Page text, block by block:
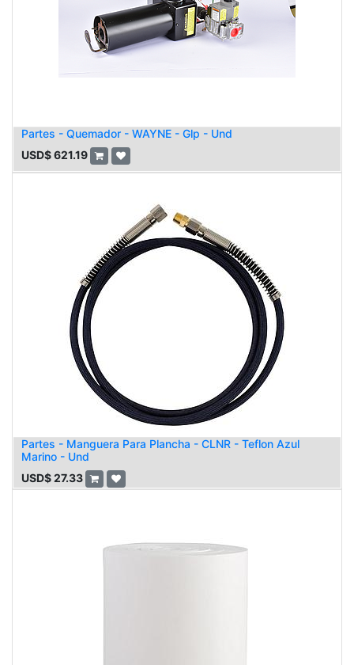
Partes - Quemador - WAYNE - Glp - Und
USD$621.19
Partes - Manguera Para Plancha - CLNR - Teflon Azul
Marino - Und
USD$27.33